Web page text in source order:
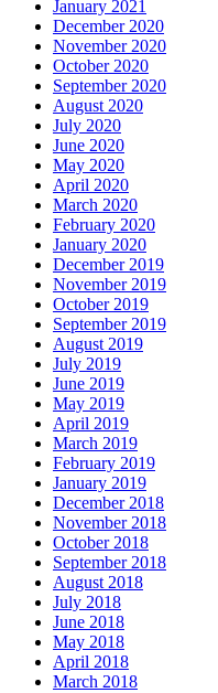
January 2021
December 2020
November 2020
October 2020
September 2020
August 2020
July 2020
June 2020
May 2020
April 2020
March 2020
February 2020
January 2020
December 2019
November 2019
October 2019
September 2019
August 2019
July 2019
June 2019
May 2019
April 2019
March 2019
February 2019
January 2019
December 2018
November 2018
October 2018
September 2018
August 2018
July 2018
June 2018
May 2018
April 2018
March 2018